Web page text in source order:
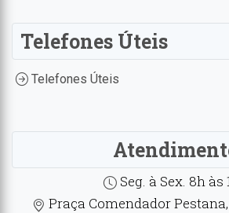
Telefones Úteis
Telefones Úteis
Seg. à Sex. 8h às
Praça Comendador Pestana,